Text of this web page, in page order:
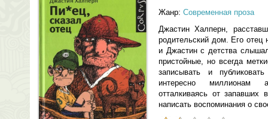
Жанр: Современная проза
Джастин Халперн,
родительский дом. Его отец
и Джастин с детства
пристойные, но всегда
записывать и
интересно миллионам
отталкиваясь от запавших
написать воспоминания о